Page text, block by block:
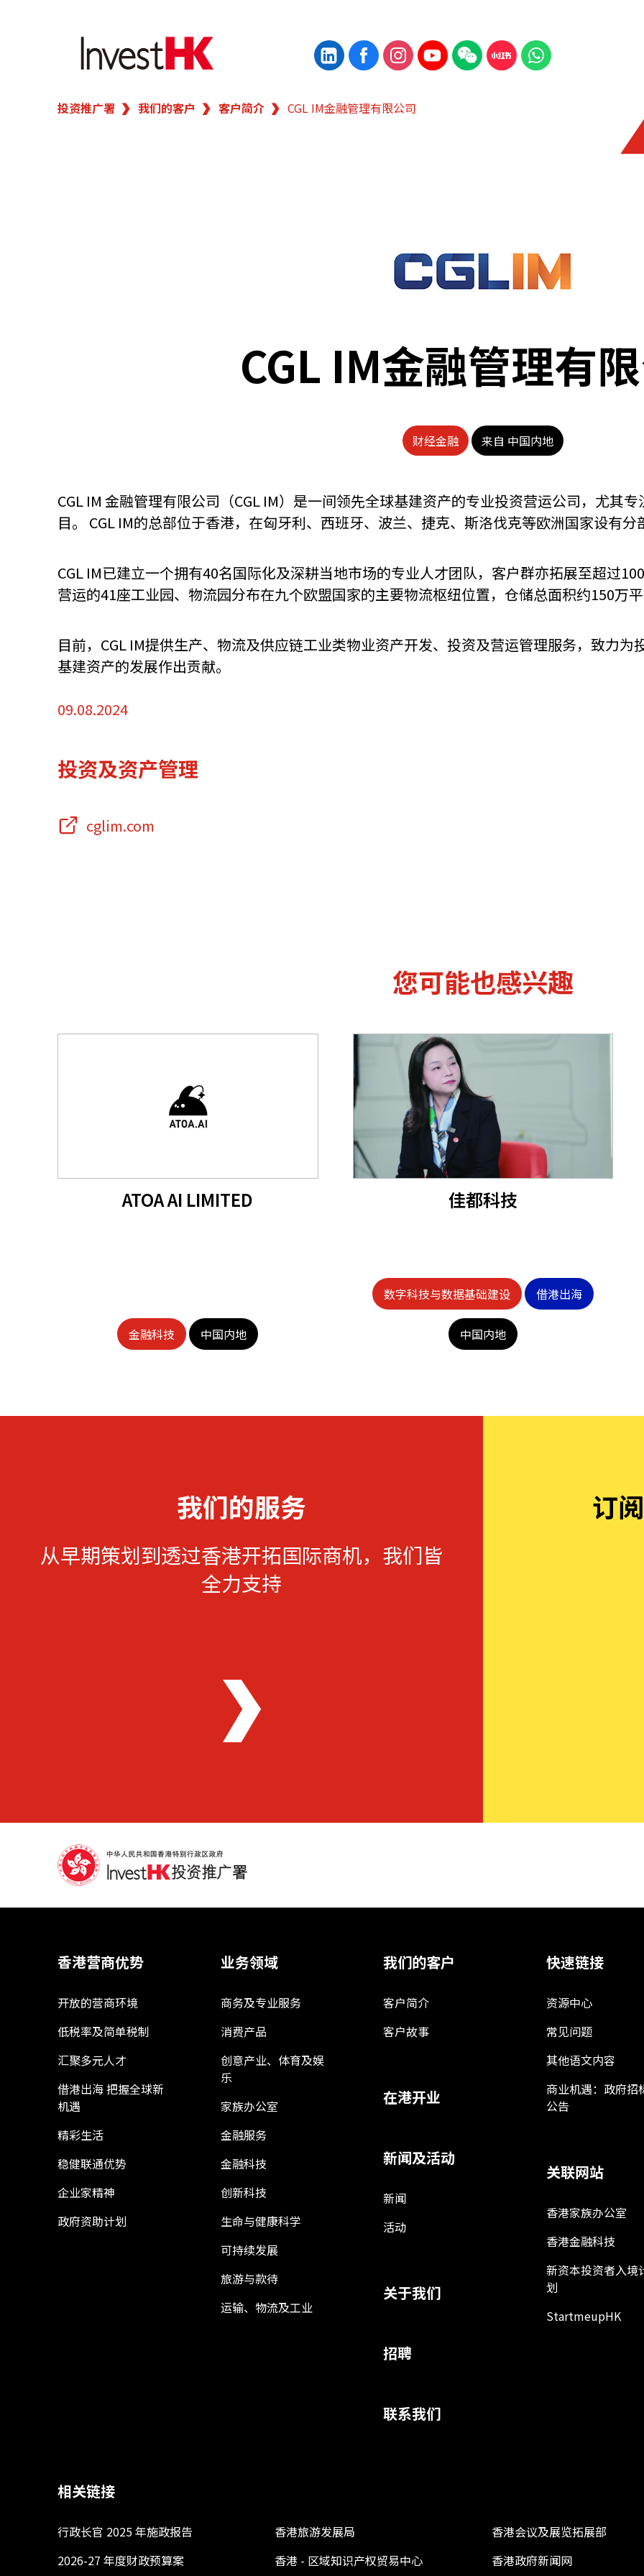
繁 简
资源中心 常见问题
关联网站
投资推广署 我们的客户 客户简介 CGL IM金融管理有限公司
CGL IM金融管理有
财经金融 来自 中国内地
CGL IM 金融管理有限公司（CGL IM）是一间领先全球基建资产的专业投资营运公司，尤其
目。 CGL IM的总部位于香港，在匈牙利、西班牙、波兰、捷克、斯洛伐克等欧洲国家设有
CGL IM已建立一个拥有40名国际化及深耕当地市场的专业人才团队，客户群亦拓展至超过
营运的41座工业园、物流园分布在九个欧盟国家的主要物流枢纽位置，仓储总面积约150万
目前，CGL IM提供生产、物流及供应链工业类物业资产开发、投资及营运管理服务，致力
基建资产的发展作出贡献。
09.08.2024
投资及资产管理
cglim.com
您可能也感兴趣
ATOA AI LIMITED
金融科技 中国内地
佳都科技
数字科技与数据基础建设 借港出海
中国内地
我们的服务
从早期策划到透过香港开拓国际商机，我们皆
全力支持
订
香港营商优势
开放的营商环境
低税率及简单税制
汇聚多元人才
借港出海 把握全球新
机遇
精彩生活
稳健联通优势
企业家精神
政府资助计划
业务领域
商务及专业服务
消费产品
创意产业、体育及娱
乐
家族办公室
金融服务
金融科技
创新科技
生命与健康科学
可持续发展
旅游与款待
运输、物流及工业
我们的客户
客户简介
客户故事
在港开业
新闻及活动
新闻
活动
关于我们
招聘
联系我们
快速链接
资源中心
常见问题
其他语文内容
商业机遇：政府招
公告
关联网站
香港家族办公室
香港金融科技
新资本投资者入境
划
StartmeupHK
相关链接
行政长官 2025 年施政报告
2026-27 年度财政预算案
香港旅游发展局
香港 - 区域知识产权贸易中心
香港会议及展览拓展部
香港政府新闻网